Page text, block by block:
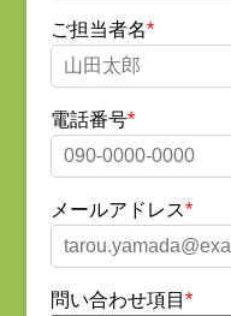
ご担当者名
電話番号
メールアドレス
問い合わせ項目